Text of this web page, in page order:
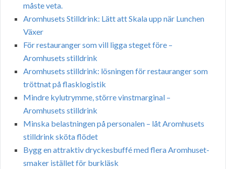
måste veta.
Aromhusets Stilldrink: Lätt att Skala upp när Lunchen
Växer
För restauranger som vill ligga steget före –
Aromhusets stilldrink
Aromhusets stilldrink: lösningen för restauranger som
tröttnat på flasklogistik
Mindre kylutrymme, större vinstmarginal –
Aromhusets stilldrink
Minska belastningen på personalen – låt Aromhusets
stilldrink sköta flödet
Bygg en attraktiv dryckesbuffé med flera Aromhuset-
smaker istället för burkläsk